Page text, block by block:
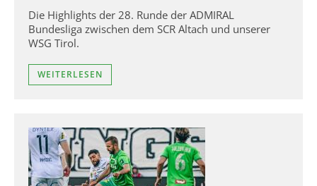
Die Highlights der 28. Runde der ADMIRAL
Bundesliga zwischen dem SCR Altach und unserer
WSG Tirol.
WEITERLESEN